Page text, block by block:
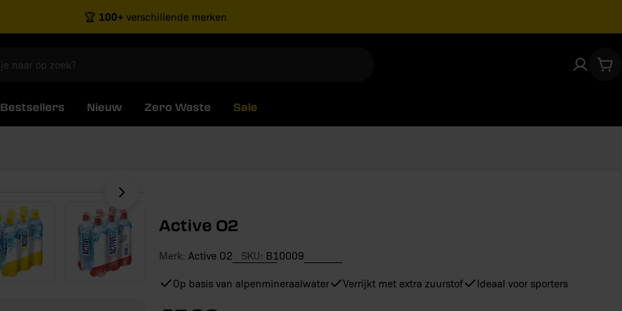
🏆 100+ verschillende merken
Bestsellers Nieuw Zero Waste Sale
Active O2
Merk: Active O2 SKU: B10009
Op basis van alpenmineraalwater
Verrijkt met extra zuurstof Ideaal voor sporters